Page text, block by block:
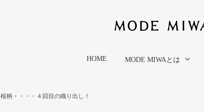
HOME MODE MIWAとは
桜柄・・・・４回目の織り出し！